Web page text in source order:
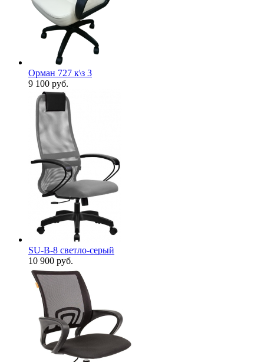
Орман 727 к\з 3
9 100 руб.
SU-B-8 светло-серый
10 900 руб.